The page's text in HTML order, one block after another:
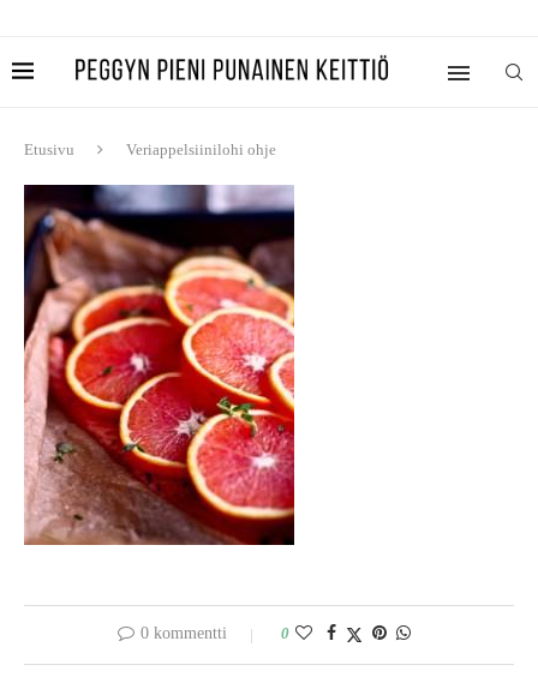
Etusivu Veriappelsiinilohi ohje
0 kommentti 0